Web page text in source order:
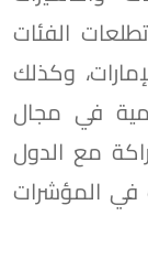
الفئات
وكذلك
في مجال
مع الدول
في المؤشرات